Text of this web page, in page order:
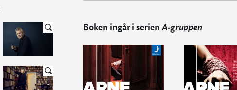
Boken ingår i serien A-gruppen